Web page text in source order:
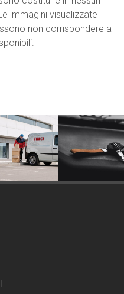
immagini visualizzate
non corrispondere a